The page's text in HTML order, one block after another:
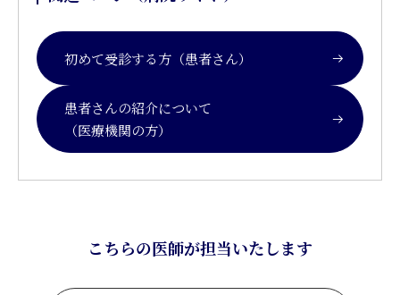
初めて受診する方（患者さん）
患者さんの紹介について
（医療機関の方）
こちらの医師が担当いたします